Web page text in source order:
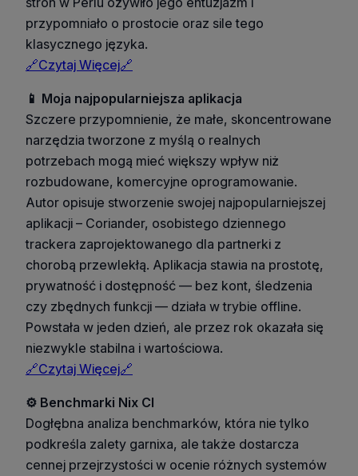
przypomniało o prostocie oraz sile tego
klasycznego języka.
🔗Czytaj Więcej🔗
📱 Moja najpopularniejsza aplikacja
Szczere przypomnienie, że małe, skoncentrowane
narzędzia tworzone z myślą o realnych
potrzebach mogą mieć większy wpływ niż
rozbudowane, komercyjne oprogramowanie.
Autor opisuje stworzenie swojej najpopularniejszej
aplikacji – Coriander, osobistego dziennego
trackera zaprojektowanego dla partnerki z
chorobą przewlekłą. Aplikacja stawia na prostotę,
prywatność i dostępność — bez kont, śledzenia
czy zbędnych funkcji — działa w trybie offline.
Powstała w jeden dzień, ale przez rok okazała się
niezwykle stabilna i wartościowa.
🔗Czytaj Więcej🔗
⚙️ Benchmarki Nix CI
Dogłębna analiza benchmarków, która nie tylko
podkreśla zalety garnixa, ale także dostarcza
cennej przejrzystości w ocenie różnych systemów